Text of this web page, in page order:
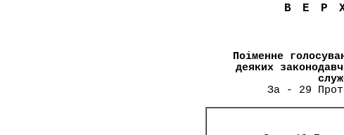
Поіменне
деяких
За - 29